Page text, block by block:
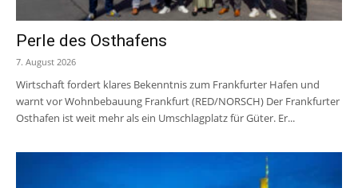
Perle des Osthafens
7. August 2026
Wirtschaft fordert klares Bekenntnis zum Frankfurter Hafen und
warnt vor Wohnbebauung Frankfurt (RED/NORSCH) Der Frankfurter
Osthafen ist weit mehr als ein Umschlagplatz für Güter. Er...